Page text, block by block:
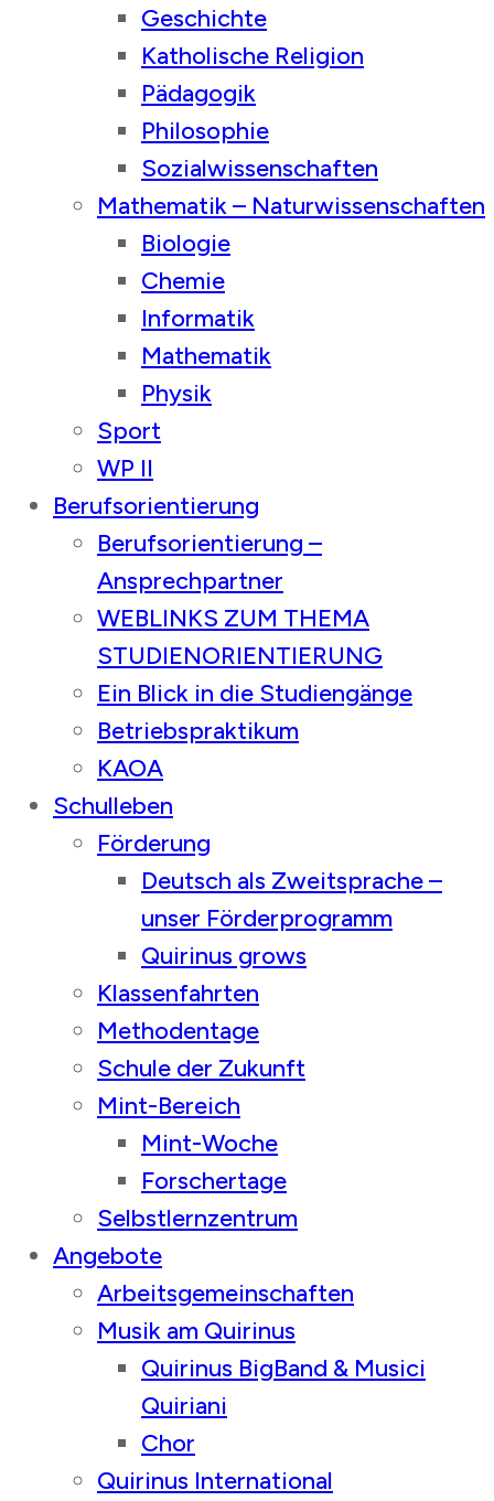
Geschichte
Katholische Religion
Pädagogik
Philosophie
Sozialwissenschaften
Mathematik – Naturwissenschaften
Biologie
Chemie
Informatik
Mathematik
Physik
Sport
WP II
Berufsorientierung
Berufsorientierung –
Ansprechpartner
WEBLINKS ZUM THEMA
STUDIENORIENTIERUNG
Ein Blick in die Studiengänge
Betriebspraktikum
KAOA
Schulleben
Förderung
Deutsch als Zweitsprache –
unser Förderprogramm
Quirinus grows
Klassenfahrten
Methodentage
Schule der Zukunft
Mint-Bereich
Mint-Woche
Forschertage
Selbstlernzentrum
Angebote
Arbeitsgemeinschaften
Musik am Quirinus
Quirinus BigBand & Musici
Quiriani
Chor
Quirinus International